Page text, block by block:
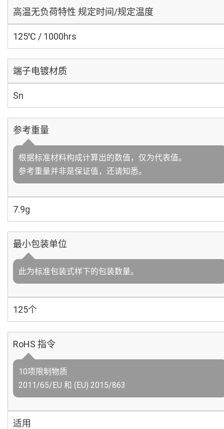
高温无负荷特性 规定时间/规定温度
125℃ / 1000hrs
端子电镀材质
Sn
参考重量
根据标准材料构成计算出的数值，仅为代表值。
参考重量并非是保证值，还请知悉。
7.9g
最小包装单位
此为标准包装式样下的包装数量。
125个
RoHS 指令
10项限制物质
2011/65/EU 和 (EU) 2015/863
适用